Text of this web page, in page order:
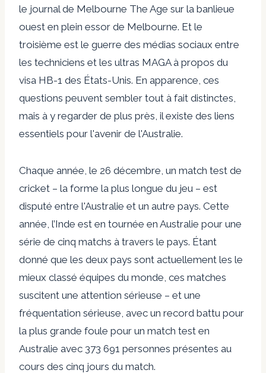
le journal de Melbourne The Age sur la banlieue
ouest en plein essor de Melbourne. Et le
troisième est le guerre des médias sociaux entre
les techniciens et les ultras MAGA à propos du
visa HB-1 des États-Unis. En apparence, ces
questions peuvent sembler tout à fait distinctes,
mais à y regarder de plus près, il existe des liens
essentiels pour l'avenir de l'Australie.
Chaque année, le 26 décembre, un match test de
cricket – la forme la plus longue du jeu – est
disputé entre l'Australie et un autre pays. Cette
année, l’Inde est en tournée en Australie pour une
série de cinq matchs à travers le pays. Étant
donné que les deux pays sont actuellement les le
mieux classé équipes du monde, ces matches
suscitent une attention sérieuse – et une
fréquentation sérieuse, avec un record battu pour
la plus grande foule pour un match test en
Australie avec 373 691 personnes présentes au
cours des cinq jours du match.